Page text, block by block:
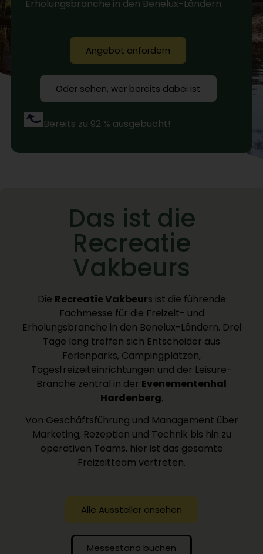
Erholungsbranche in den Benelux-Ländern.
Angebot anfordern
Oder sehen, wer bereits dabei ist
Bereits zu 92 % ausgebucht!
Das ist die
Recreatie
Vakbeurs
Die Recreatie Vakbeurs ist die führende
Fachmesse für die Freizeit- und
Erholungsbranche in den Benelux-Ländern. Drei
Tage lang treffen sich Entscheider aus
Ferienparks, Campingplätzen,
Tagesfreizeiteinrichtungen und der Leisure-
Branche zentral in der Evenementenhal
Hardenberg.
Von Geschäftsführung und Management über
Marketing, Rezeption und Technik bis hin zu
operativen Teams, hier ist das gesamte
Freizeitteam vertreten.
Alle Aussteller ansehen
Messestand buchen